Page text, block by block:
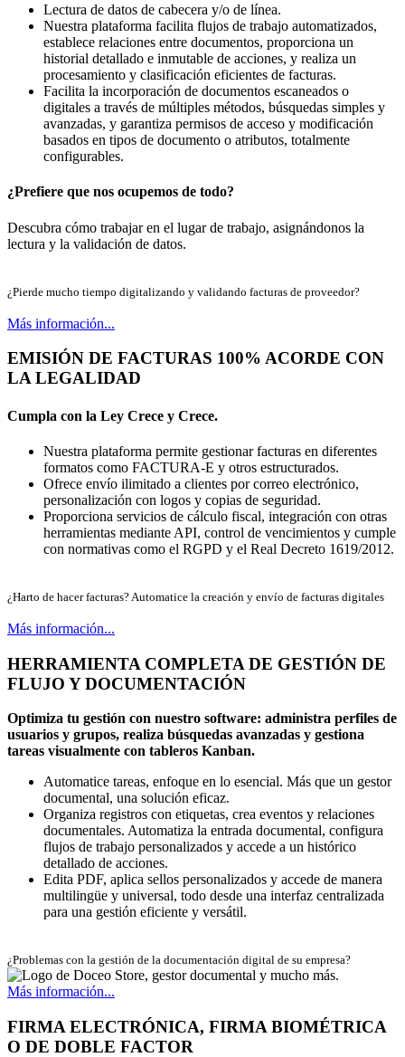
Lectura de datos de cabecera y/o de línea.
Nuestra plataforma facilita flujos de trabajo automatizados,
establece relaciones entre documentos, proporciona un
historial detallado e inmutable de acciones, y realiza un
procesamiento y clasificación eficientes de facturas.
Facilita la incorporación de documentos escaneados o
digitales a través de múltiples métodos, búsquedas simples y
avanzadas, y garantiza permisos de acceso y modificación
basados en tipos de documento o atributos, totalmente
configurables.
¿Prefiere que nos ocupemos de todo?
Descubra cómo trabajar en el lugar de trabajo, asignándonos la
lectura y la validación de datos.
¿Pierde mucho tiempo digitalizando y validando facturas de proveedor?
Más información...
EMISIÓN DE FACTURAS 100% ACORDE CON
LA LEGALIDAD
Cumpla con la Ley Crece y Crece.
Nuestra plataforma permite gestionar facturas en diferentes
formatos como FACTURA-E y otros estructurados.
Ofrece envío ilimitado a clientes por correo electrónico,
personalización con logos y copias de seguridad.
Proporciona servicios de cálculo fiscal, integración con otras
herramientas mediante API, control de vencimientos y cumple
con normativas como el RGPD y el Real Decreto 1619/2012.
¿Harto de hacer facturas? Automatice la creación y envío de facturas digitales
Más información...
HERRAMIENTA COMPLETA DE GESTIÓN DE
FLUJO Y DOCUMENTACIÓN
Optimiza tu gestión con nuestro software: administra perfiles de
usuarios y grupos, realiza búsquedas avanzadas y gestiona
tareas visualmente con tableros Kanban.
Automatice tareas, enfoque en lo esencial. Más que un gestor
documental, una solución eficaz.
Organiza registros con etiquetas, crea eventos y relaciones
documentales. Automatiza la entrada documental, configura
flujos de trabajo personalizados y accede a un histórico
detallado de acciones.
Edita PDF, aplica sellos personalizados y accede de manera
multilingüe y universal, todo desde una interfaz centralizada
para una gestión eficiente y versátil.
¿Problemas con la gestión de la documentación digital de su empresa?
Más información...
FIRMA ELECTRÓNICA, FIRMA BIOMÉTRICA
O DE DOBLE FACTOR